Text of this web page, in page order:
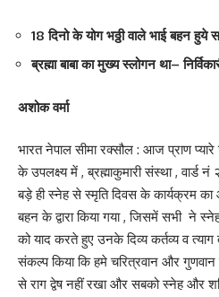
18 दिनो के योग भठ्ठी वाले भाई बहन हुये
ब्रह्मा बाबा का मुख्य स्लोगन था–
अशोक वर्मा
भारत नेपाल सीमा रक्सौल : आज प्राण प्यारे
के उपलक्ष्य में , ब्रह्माकुमारी संस्था , वार्ड
बड़े ही स्नेह से स्मृति दिवस के कार्यक्रम का
बहन के द्वारा किया गया , जिसमें सभी ने स्नेह
को याद करते हुए उनके दिव्य कर्तव्य व
संकल्प किया कि हमे चरित्रवान और गुणवान
से राग द्वेष नहीं रखा और सबको स्नेह और